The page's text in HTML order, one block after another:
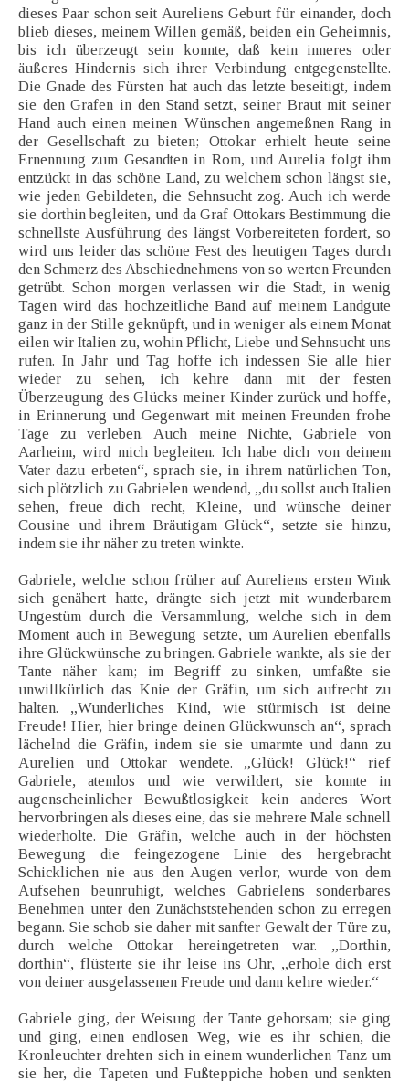
dieses Paar schon seit Aureliens Geburt für einander, doch
blieb dieses, meinem Willen gemäß, beiden ein Geheimnis,
bis ich überzeugt sein konnte, daß kein inneres oder
äußeres Hindernis sich ihrer Verbindung entgegenstellte.
Die Gnade des Fürsten hat auch das letzte beseitigt, indem
sie den Grafen in den Stand setzt, seiner Braut mit seiner
Hand auch einen meinen Wünschen angemeßnen Rang in
der Gesellschaft zu bieten; Ottokar erhielt heute seine
Ernennung zum Gesandten in Rom, und Aurelia folgt ihm
entzückt in das schöne Land, zu welchem schon längst sie,
wie jeden Gebildeten, die Sehnsucht zog. Auch ich werde
sie dorthin begleiten, und da Graf Ottokars Bestimmung die
schnellste Ausführung des längst Vorbereiteten fordert, so
wird uns leider das schöne Fest des heutigen Tages durch
den Schmerz des Abschiednehmens von so werten Freunden
getrübt. Schon morgen verlassen wir die Stadt, in wenig
Tagen wird das hochzeitliche Band auf meinem Landgute
ganz in der Stille geknüpft, und in weniger als einem Monat
eilen wir Italien zu, wohin Pflicht, Liebe und Sehnsucht uns
rufen. In Jahr und Tag hoffe ich indessen Sie alle hier
wieder zu sehen, ich kehre dann mit der festen
Überzeugung des Glücks meiner Kinder zurück und hoffe,
in Erinnerung und Gegenwart mit meinen Freunden frohe
Tage zu verleben. Auch meine Nichte, Gabriele von
Aarheim, wird mich begleiten. Ich habe dich von deinem
Vater dazu erbeten“, sprach sie, in ihrem natürlichen Ton,
sich plötzlich zu Gabrielen wendend, „du sollst auch Italien
sehen, freue dich recht, Kleine, und wünsche deiner
Cousine und ihrem Bräutigam Glück“, setzte sie hinzu,
indem sie ihr näher zu treten winkte.
Gabriele, welche schon früher auf Aureliens ersten Wink
sich genähert hatte, drängte sich jetzt mit wunderbarem
Ungestüm durch die Versammlung, welche sich in dem
Moment auch in Bewegung setzte, um Aurelien ebenfalls
ihre Glückwünsche zu bringen. Gabriele wankte, als sie der
Tante näher kam; im Begriff zu sinken, umfaßte sie
unwillkürlich das Knie der Gräfin, um sich aufrecht zu
halten. „Wunderliches Kind, wie stürmisch ist deine
Freude! Hier, hier bringe deinen Glückwunsch an“, sprach
lächelnd die Gräfin, indem sie sie umarmte und dann zu
Aurelien und Ottokar wendete. „Glück! Glück!“ rief
Gabriele, atemlos und wie verwildert, sie konnte in
augenscheinlicher Bewußtlosigkeit kein anderes Wort
hervorbringen als dieses eine, das sie mehrere Male schnell
wiederholte. Die Gräfin, welche auch in der höchsten
Bewegung die feingezogene Linie des hergebracht
Schicklichen nie aus den Augen verlor, wurde von dem
Aufsehen beunruhigt, welches Gabrielens sonderbares
Benehmen unter den Zunächststehenden schon zu erregen
begann. Sie schob sie daher mit sanfter Gewalt der Türe zu,
durch welche Ottokar hereingetreten war. „Dorthin,
dorthin“, flüsterte sie ihr leise ins Ohr, „erhole dich erst
von deiner ausgelassenen Freude und dann kehre wieder.“
Gabriele ging, der Weisung der Tante gehorsam; sie ging
und ging, einen endlosen Weg, wie es ihr schien, die
Kronleuchter drehten sich in einem wunderlichen Tanz um
sie her, die Tapeten und Fußteppiche hoben und senkten